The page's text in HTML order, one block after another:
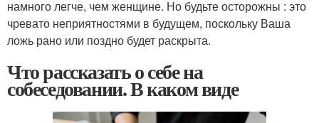
намного легче, чем женщине. Но будьте осторожны : это
чревато неприятностями в будущем, поскольку Ваша
ложь рано или поздно будет раскрыта.
Что рассказать о себе на
собеседовании. В каком виде